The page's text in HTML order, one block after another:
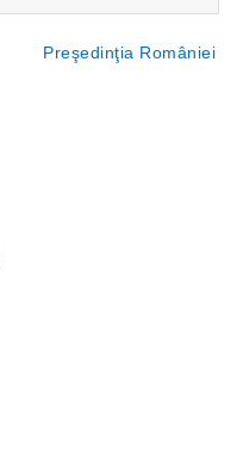
Preşedinţia României